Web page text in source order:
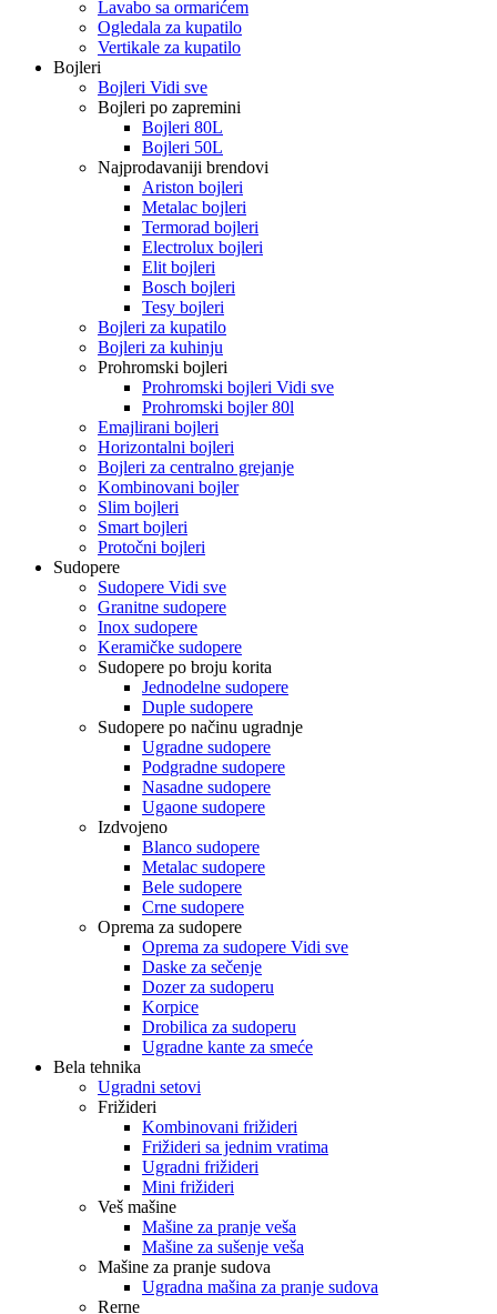
Lavabo sa ormarićem
Ogledala za kupatilo
Vertikale za kupatilo
Bojleri
Bojleri Vidi sve
Bojleri po zapremini
Bojleri 80L
Bojleri 50L
Najprodavaniji brendovi
Ariston bojleri
Metalac bojleri
Termorad bojleri
Electrolux bojleri
Elit bojleri
Bosch bojleri
Tesy bojleri
Bojleri za kupatilo
Bojleri za kuhinju
Prohromski bojleri
Prohromski bojleri Vidi sve
Prohromski bojler 80l
Emajlirani bojleri
Horizontalni bojleri
Bojleri za centralno grejanje
Kombinovani bojler
Slim bojleri
Smart bojleri
Protočni bojleri
Sudopere
Sudopere Vidi sve
Granitne sudopere
Inox sudopere
Keramičke sudopere
Sudopere po broju korita
Jednodelne sudopere
Duple sudopere
Sudopere po načinu ugradnje
Ugradne sudopere
Podgradne sudopere
Nasadne sudopere
Ugaone sudopere
Izdvojeno
Blanco sudopere
Metalac sudopere
Bele sudopere
Crne sudopere
Oprema za sudopere
Oprema za sudopere Vidi sve
Daske za sečenje
Dozer za sudoperu
Korpice
Drobilica za sudoperu
Ugradne kante za smeće
Bela tehnika
Ugradni setovi
Frižideri
Kombinovani frižideri
Frižideri sa jednim vratima
Ugradni frižideri
Mini frižideri
Veš mašine
Mašine za pranje veša
Mašine za sušenje veša
Mašine za pranje sudova
Ugradna mašina za pranje sudova
Rerne